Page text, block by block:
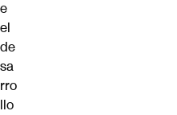
e
el
de
sa
rro
llo